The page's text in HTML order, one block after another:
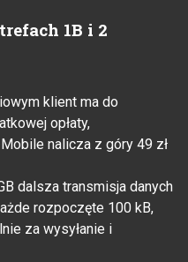
1B i 2
klient ma do
opłaty,
nalicza z góry 49 zł
dalsza transmisja danych
rozpoczęte 100 kB,
za wysyłanie i